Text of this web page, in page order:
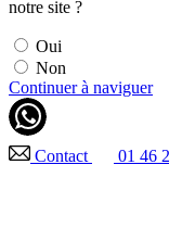
notre site ?
Oui
Non
Continuer à naviguer
Contact 01 46